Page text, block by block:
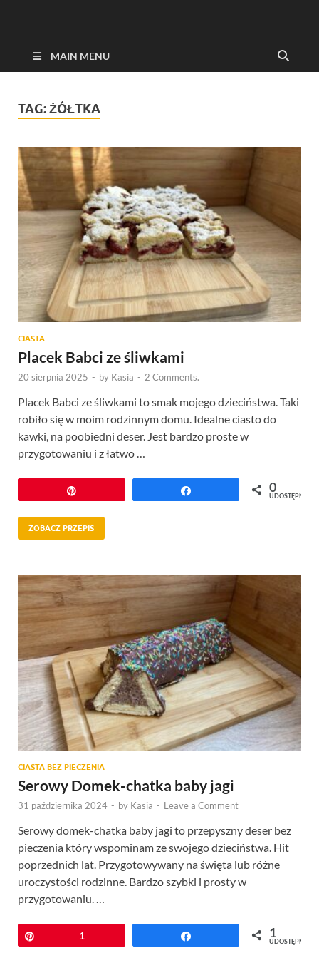
MAIN MENU
TAG:ŻÓŁTKA
CIASTA
Placek Babci ze śliwkami
20 sierpnia 2025 - by Kasia - 2 Comments.
Placek Babci ze śliwkami to smak mojego dzieciństwa. Taki
robiło się w moim rodzinnym domu. Idealne ciasto do
kawki, na poobiedni deser. Jest bardzo proste w
przygotowaniu i z łatwo …
0
UDOSTĘPNIEŃ
ZOBACZ PRZEPIS
CIASTA BEZ PIECZENIA
Serowy Domek-chatka baby jagi
31 października 2024 - by Kasia - Leave a Comment
Serowy domek-chatka baby jagi to przepyszny deser bez
pieczenia który wspominam ze swojego dzieciństwa. Hit
poprzednich lat. Przygotowywany na święta lub różne
uroczystości rodzinne. Bardzo szybki i prosty w
przygotowaniu. …
Przypnij1 1
UDOSTĘPNIEŃ